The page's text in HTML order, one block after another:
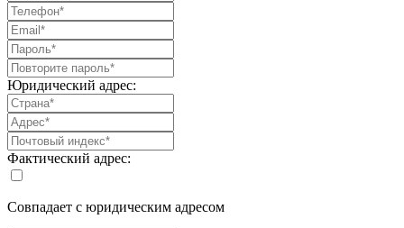
Юридический адрес:
Фактический адрес:
Совпадает с юридическим адресом